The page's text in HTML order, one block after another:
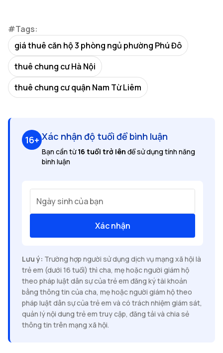
#Tags:
giá thuê căn hộ 3 phòng ngủ phường Phú Đô
thuê chung cư Hà Nội
thuê chung cư quận Nam Từ Liêm
16+ Xác nhận độ tuổi để bình luận
Bạn cần từ16 tuổi trở lên để sử dụng tính năng
bình luận
Ngày sinh của bạn
Xác nhận
Lưu ý: Trường hợp người sử dụng dịch vụ mạng xã hội là
trẻ em (dưới 16 tuổi) thì cha, mẹ hoặc người giám hộ
theo pháp luật dân sự của trẻ em đăng ký tài khoản
bằng thông tin của cha, mẹ hoặc người giám hộ theo
pháp luật dân sự của trẻ em và có trách nhiệm giám sát,
quản lý nội dung trẻ em truy cập, đăng tải và chia sẻ
thông tin trên mạng xã hội.